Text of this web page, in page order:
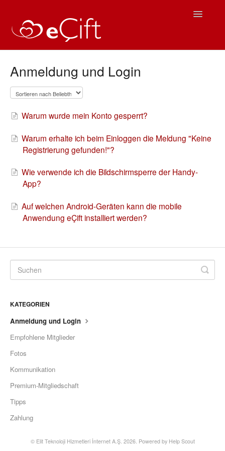
Toggle
IOS Hilfe
Anmeldung und Login
Warum wurde mein Konto gesperrt?
Warum erhalte ich beim Einloggen die Meldung "Keine
Registrierung gefunden!"?
Wie verwende ich die Bildschirmsperre der Handy-
App?
Auf welchen Android-Geräten kann die mobile
Anwendung eÇift installiert werden?
KATEGORIEN
Anmeldung und Login
Empfohlene Mitglieder
Fotos
Kommunikation
Premium-Mitgliedschaft
Tipps
Zahlung
© Elit Teknoloji Hizmetleri İnternet A.Ş. 2026. Powered by Help Scout